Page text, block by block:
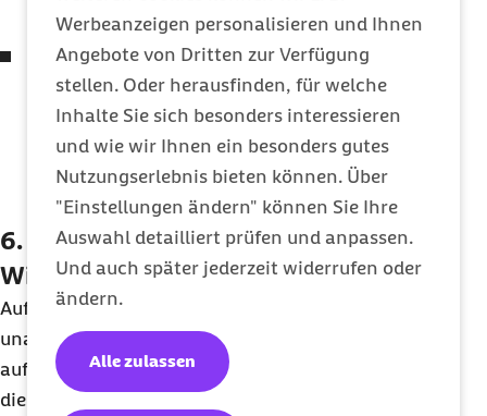
Werbeanzeigen personalisieren und Ihnen
Angebote von Dritten zur Verfügung
stellen. Oder herausfinden, für welche
Inhalte Sie sich besonders interessieren
und wie wir Ihnen ein besonders gutes
Nutzungserlebnis bieten können. Über
"Einstellungen ändern" können Sie Ihre
Auswahl detailliert prüfen und anpassen.
Und auch später jederzeit widerrufen oder
ändern.
Alle zulassen
Die Hat-noch-Zeit-Liste:Auf diese Liste
kommen Dinge, die wichtig sind, die aber
nicht in der nächsten Woche erledigt werden
müssen – einfach alles, was einem so im Kopf
herumschwirrt. So werden auch langfristige
Aufgaben nicht vergessen.
6. Auf der To-Do-Liste kommt das
Wichtigste zuerst
Auf jeder einzelnen Liste sollten die
unaufschiebbaren Dinge ganz oben
aufgeschrieben werden. Man kann auch Ziffern für
die Dringlichkeit vergeben.